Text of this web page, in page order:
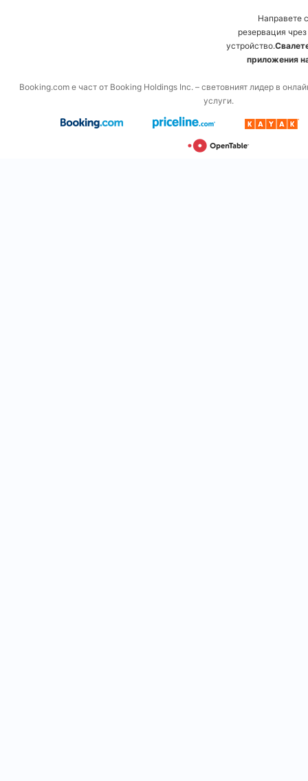
Направете
резервация
устройство.
приложения
Booking.com е част от Booking Holdings Inc. – световният лидер в
услуги.